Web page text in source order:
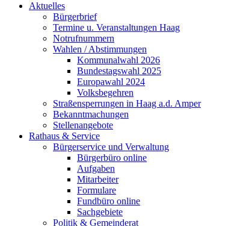
Aktuelles
Bürgerbrief
Termine u. Veranstaltungen Haag
Notrufnummern
Wahlen / Abstimmungen
Kommunalwahl 2026
Bundestagswahl 2025
Europawahl 2024
Volksbegehren
Straßensperrungen in Haag a.d. Amper
Bekanntmachungen
Stellenangebote
Rathaus & Service
Bürgerservice und Verwaltung
Bürgerbüro online
Aufgaben
Mitarbeiter
Formulare
Fundbüro online
Sachgebiete
Politik & Gemeinderat